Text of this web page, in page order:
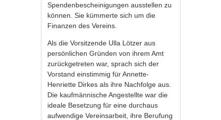
Spendenbescheinigungen ausstellen zu
können. Sie kümmerte sich um die
Finanzen des Vereins.
Als die Vorsitzende Ulla Lötzer aus
persönlichen Gründen von ihrem Amt
zurückgetreten war, sprach sich der
Vorstand einstimmig für Annette-
Henriette Dirkes als ihre Nachfolge aus.
Die kaufmännische Angestellte war die
ideale Besetzung für eine durchaus
aufwendige Vereinsarbeit, ihre Berufung